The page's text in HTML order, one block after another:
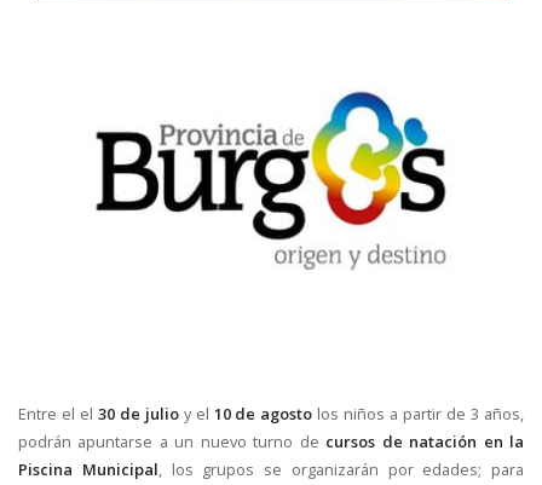
Entre el el 30 de julio y el 10 de agosto los niños a partir de 3 años,
podrán apuntarse a un nuevo turno de cursos de natación en la
Piscina Municipal, los grupos se organizarán por edades; para